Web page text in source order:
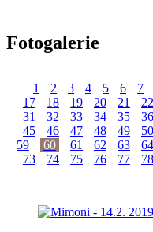
Fotogalerie
1 2 3 4 5 6 7
17
18 19 20 21 22
31
32 33 34 35 36
45
46 47 48 49 50
59
60 61 62 63 64
73
74 75 76 77 78